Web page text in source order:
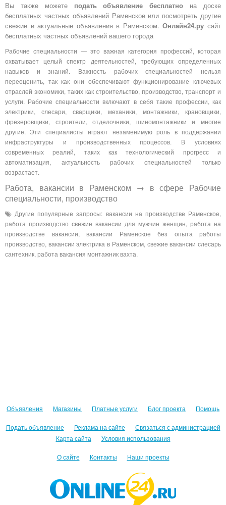
Вы также можете подать объявление бесплатно на доске
бесплатных частных объявлений Раменское или посмотреть другие
свежие и актуальные объявления в Раменском.Онлайн24.ру сайт
бесплатных частных объявлений вашего города
Рабочие специальности — это важная категория профессий, которая
охватывает целый спектр деятельностей, требующих определенных
навыков и знаний. Важность рабочих специальностей нельзя
переоценить, так как они обеспечивают функционирование ключевых
отраслей экономики, таких как строительство, производство, транспорт и
услуги. Рабочие специальности включают в себя такие профессии, как
электрики, слесари, сварщики, механики, монтажники, крановщики,
фрезеровщики, строители, отделочники, шиномонтажники и многие
другие. Эти специалисты играют незаменимую роль в поддержании
инфраструктуры и производственных процессов. В условиях
современных реалий, таких как технологический прогресс и
автоматизация, актуальность рабочих специальностей только
возрастает.
Работа, вакансии в Раменском → в сфере Рабочие
специальности, производство
Другие популярные запросы: вакансии на производстве Раменское,
работа производство свежие вакансии для мужчин женщин, работа на
производстве вакансии, вакансии Раменское без опыта работы
производство, вакансии электрика в Раменском, свежие вакансии слесарь
сантехник, работа вакансия монтажник вахта.
Объявления Магазины Платные услуги Блог проекта Помощь
Подать объявление Реклама на сайте
Связаться с администрацией
Карта сайта
Условия использования
О сайте Контакты Наши проекты